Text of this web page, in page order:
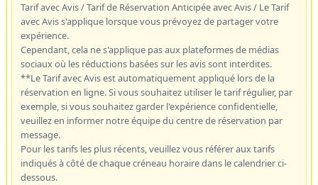
Tarif avec Avis / Tarif de Réservation Anticipée avec Avis / Le Tarif
avec Avis s'applique lorsque vous prévoyez de partager votre
expérience.
Cependant, cela ne s'applique pas aux plateformes de médias
sociaux où les réductions basées sur les avis sont interdites.
**Le Tarif avec Avis est automatiquement appliqué lors de la
réservation en ligne. Si vous souhaitez utiliser le tarif régulier, par
exemple, si vous souhaitez garder l'expérience confidentielle,
veuillez en informer notre équipe du centre de réservation par
message.
Pour les tarifs les plus récents, veuillez vous référer aux tarifs
indiqués à côté de chaque créneau horaire dans le calendrier ci-
dessous.